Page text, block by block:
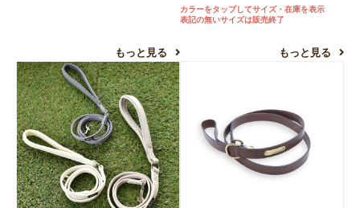
もっと見る
カラーをタップしてサイズ・在庫を表示
表記の無いサイズは販売終了
もっと見る